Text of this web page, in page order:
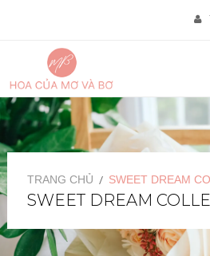
TRANG CHỦ SWEET DREAM
SWEET DREAM